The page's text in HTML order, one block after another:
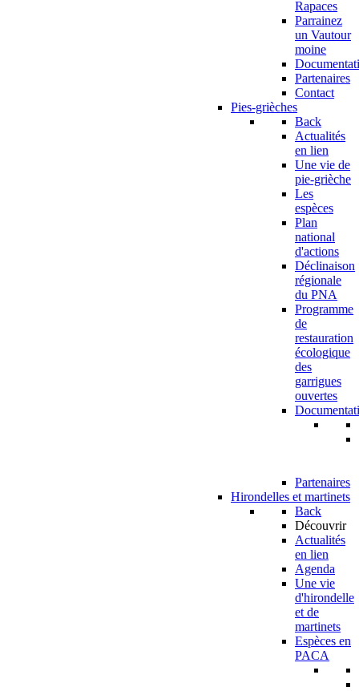
Rapaces
Parrainez
un Vautour
moine
Partenaires
Contact
Pies-grièches
Back
Actualités
en lien
Une vie de
pie-grièche
Les
espèces
Plan
national
d'actions
Déclinaison
régionale
du PNA
Programme
de
restauration
écologique
des
garrigues
ouvertes
Partenaires
Hirondelles et martinets
Back
Découvrir
Actualités
en lien
Agenda
Une vie
d'hirondelle
et de
martinets
Espèces en
PACA